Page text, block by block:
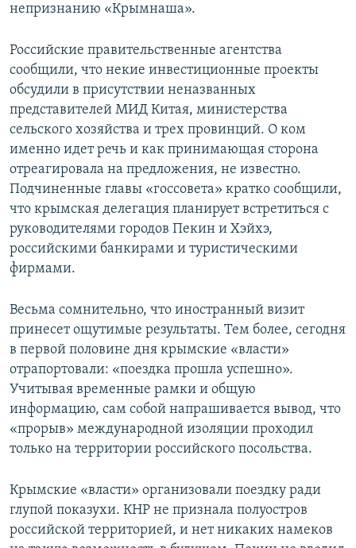
непризнанию «Крымнаша».
Российские правительственные агентства
сообщили, что некие инвестиционные проекты
обсудили в присутствии неназванных
представителей МИД Китая, министерства
сельского хозяйства и трех провинций. О ком
именно идет речь и как принимающая сторона
отреагировала на предложения, не известно.
Подчиненные главы «госсовета» кратко сообщили,
что крымская делегация планирует встретиться с
руководителями городов Пекин и Хэйхэ,
российскими банкирами и туристическими
фирмами.
Весьма сомнительно, что иностранный визит
принесет ощутимые результаты. Тем более, сегодня
в первой половине дня крымские «власти»
отрапортовали: «поездка прошла успешно».
Учитывая временные рамки и общую
информацию, сам собой напрашивается вывод, что
«прорыв» международной изоляции проходил
только на территории российского посольства.
Крымские «власти» организовали поездку ради
глупой показухи. КНР не признала полуостров
российской территорией, и нет никаких намеков